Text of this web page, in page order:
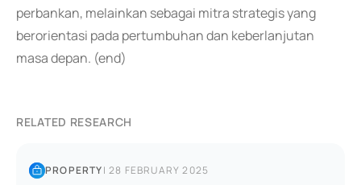
perbankan, melainkan sebagai mitra strategis yang
berorientasi pada pertumbuhan dan keberlanjutan
masa depan. (end)
RELATED RESEARCH
PROPERTY|28 FEBRUARY 2025